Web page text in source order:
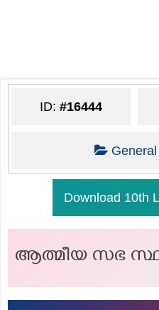
ID:#16444
Download 10th
ആത്മീയ സഭ